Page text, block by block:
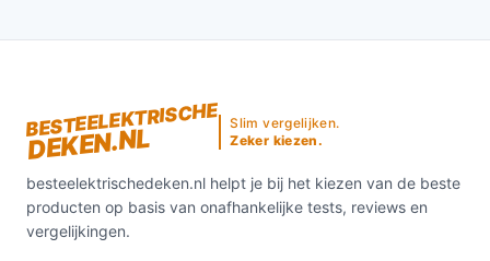
BESTEELEKTRISCHE
DEKEN.NL
Slim vergelijken.
Zeker kiezen.
besteelektrischedeken.nl helpt je bij het kiezen van de beste
producten op basis van onafhankelijke tests, reviews en
vergelijkingen.